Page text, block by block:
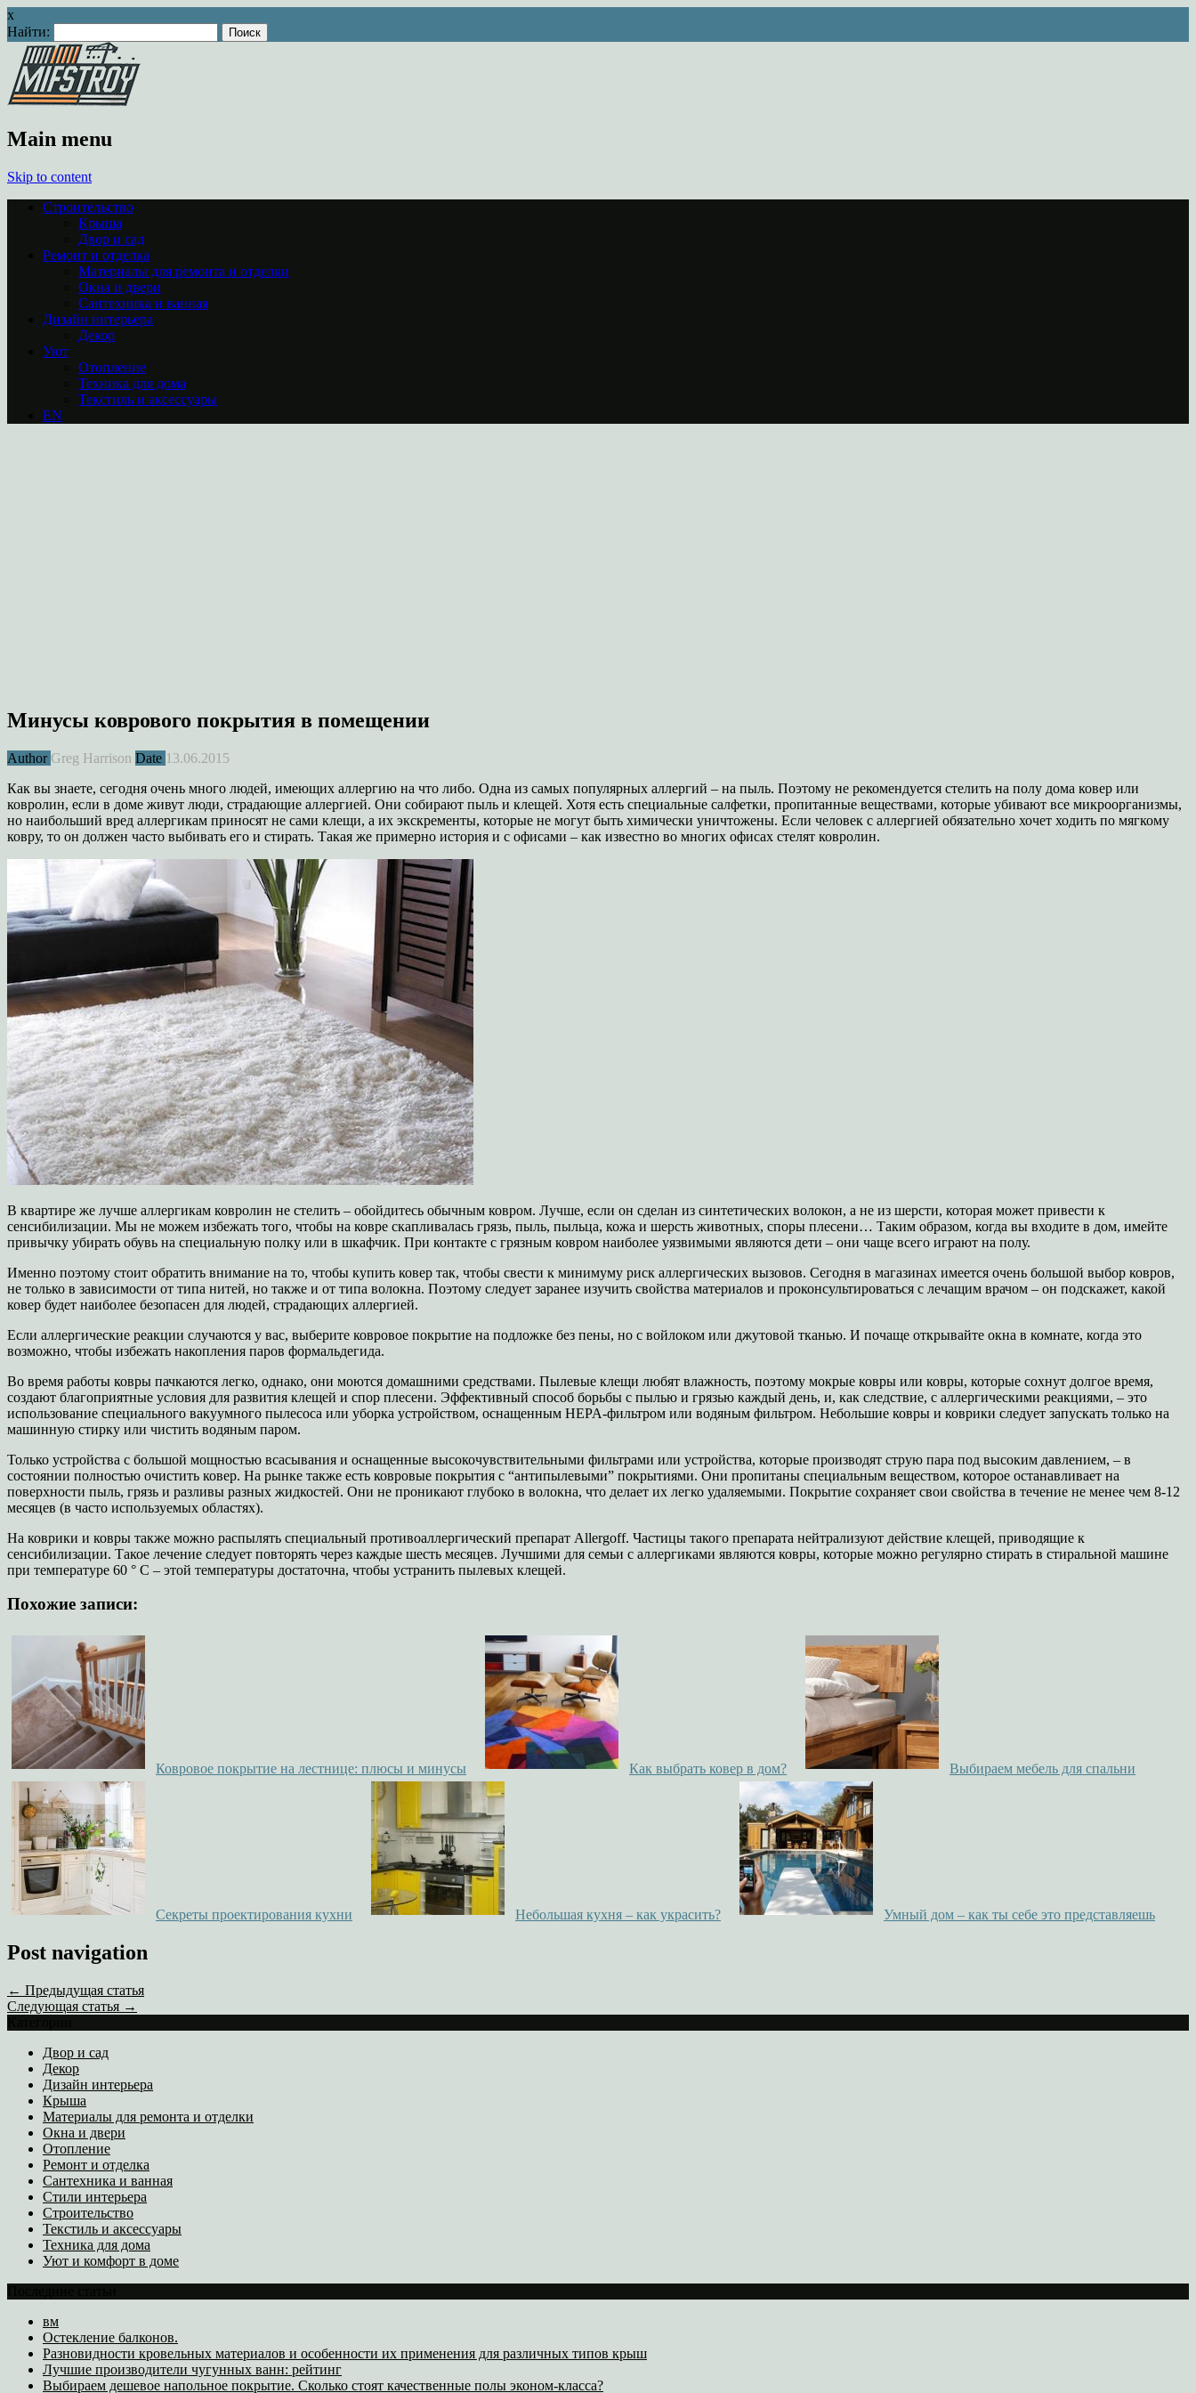
x
Найти:
Main menu
Skip to content
Строительство
Крыша
Двор и сад
Ремонт и отделка
Материалы для ремонта и отделки
Окна и двери
Сантехника и ванная
Дизайн интерьера
Декор
Уют
Отопление
Техника для дома
Текстиль и аксессуары
EN
Минусы коврового покрытия в помещении
Author Greg Harrison Date 13.06.2015
Как вы знаете, сегодня очень много людей, имеющих аллергию на что либо. Одна из самых популярных аллергий – на пыль. Поэтому не рекомендуется стелить на полу дома ковер или
ковролин, если в доме живут люди, страдающие аллергией. Они собирают пыль и клещей. Хотя есть специальные салфетки, пропитанные веществами, которые убивают все микроорганизмы,
но наибольший вред аллергикам приносят не сами клещи, а их экскременты, которые не могут быть химически уничтожены. Если человек с аллергией обязательно хочет ходить по мягкому
ковру, то он должен часто выбивать его и стирать. Такая же примерно история и с офисами – как известно во многих офисах стелят ковролин.
В квартире же лучше аллергикам ковролин не стелить – обойдитесь обычным ковром. Лучше, если он сделан из синтетических волокон, а не из шерсти, которая может привести к
сенсибилизации. Мы не можем избежать того, чтобы на ковре скапливалась грязь, пыль, пыльца, кожа и шерсть животных, споры плесени… Таким образом, когда вы входите в дом, имейте
привычку убирать обувь на специальную полку или в шкафчик. При контакте с грязным ковром наиболее уязвимыми являются дети – они чаще всего играют на полу.
Именно поэтому стоит обратить внимание на то, чтобы купить ковер так, чтобы свести к минимуму риск аллергических вызовов. Сегодня в магазинах имеется очень большой выбор ковров,
не только в зависимости от типа нитей, но также и от типа волокна. Поэтому следует заранее изучить свойства материалов и проконсультироваться с лечащим врачом – он подскажет, какой
ковер будет наиболее безопасен для людей, страдающих аллергией.
Если аллергические реакции случаются у вас, выберите ковровое покрытие на подложке без пены, но с войлоком или джутовой тканью. И почаще открывайте окна в комнате, когда это
возможно, чтобы избежать накопления паров формальдегида.
Во время работы ковры пачкаются легко, однако, они моются домашними средствами. Пылевые клещи любят влажность, поэтому мокрые ковры или ковры, которые сохнут долгое время,
создают благоприятные условия для развития клещей и спор плесени. Эффективный способ борьбы с пылью и грязью каждый день, и, как следствие, с аллергическими реакциями, – это
использование специального вакуумного пылесоса или уборка устройством, оснащенным HEPA-фильтром или водяным фильтром. Небольшие ковры и коврики следует запускать только на
машинную стирку или чистить водяным паром.
Только устройства с большой мощностью всасывания и оснащенные высокочувствительными фильтрами или устройства, которые производят струю пара под высоким давлением, – в
состоянии полностью очистить ковер. На рынке также есть ковровые покрытия с “антипылевыми” покрытиями. Они пропитаны специальным веществом, которое останавливает на
поверхности пыль, грязь и разливы разных жидкостей. Они не проникают глубоко в волокна, что делает их легко удаляемыми. Покрытие сохраняет свои свойства в течение не менее чем 8-12
месяцев (в часто используемых областях).
На коврики и ковры также можно распылять специальный противоаллергический препарат Allergoff. Частицы такого препарата нейтрализуют действие клещей, приводящие к
сенсибилизации. Такое лечение следует повторять через каждые шесть месяцев. Лучшими для семьи с аллергиками являются ковры, которые можно регулярно стирать в стиральной машине
при температуре 60 ° С – этой температуры достаточна, чтобы устранить пылевых клещей.
Похожие записи:
Ковровое покрытие на лестнице: плюсы и минусы Как выбрать ковер в дом? Выбираем мебель для спальни
Секреты проектирования кухни Небольшая кухня – как украсить? Умный дом – как ты себе это представляешь
Post navigation
← Предыдущая статья
Следующая статья →
Двор и сад
Декор
Дизайн интерьера
Крыша
Материалы для ремонта и отделки
Окна и двери
Отопление
Ремонт и отделка
Сантехника и ванная
Стили интерьера
Строительство
Текстиль и аксессуары
Техника для дома
Уют и комфорт в доме
вм
Остекление балконов.
Разновидности кровельных материалов и особенности их применения для различных типов крыш
Лучшие производители чугунных ванн: рейтинг
Выбираем дешевое напольное покрытие. Сколько стоят качественные полы эконом-класса?